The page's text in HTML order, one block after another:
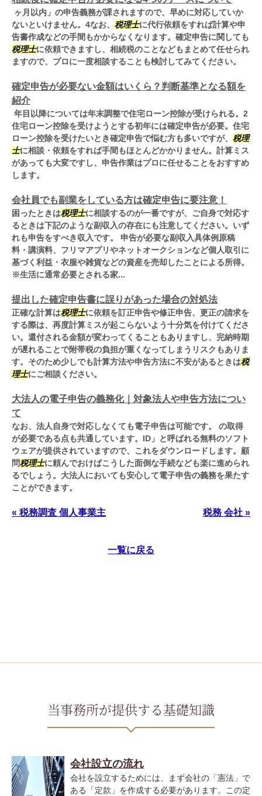
ヶ月以内」の申告義務が課されますので、早めに対応していか
ないといけません。4なお、 税理士に代行依頼をすれば計算や申
告書作成などの手間もかからなくなります。確定申告に関しても
税理士に依頼できますし、相続税のことなどもまとめて任せられ
ますので、プロに一度相談することも検討してみてください。
確定申告が必要ない金額はいくら？判断基準となる額を
紹介
年目以降については年末調整で住宅ローン控除が受けられる。2
住宅ローン控除を受けようとする初年には確定申告が必要。住宅
ローン控除を受けたいとき確定申告で悩む方も多いですが、 税理
士に相談・依頼をすれば手間もほとんどかかりません。計算ミス
があっても大変ですし、申告作業はプロに任せることをおすすめ
します。
会社員でも副業をしている方は確定申告に要注意！
困ったときは税理士に相談するのが一番ですが、ご自身で対応す
るときは下記のような副収入の存在にも注意してください。いず
れも申告をすべき収入です。 申告が必要な副収入具体例原稿
料・講演料、フリマアプリやネットオークションなど個人取引に
基づく利益・衣服や雑貨などの資産を売却したことによる所得。
※生活に通常必要とされる家...
提出した確定申告書に誤りがあった場合の対処法
正確な計算は税理士に依頼を訂正申告や修正申告、更正の請求を
する際は、再度計算ミスが起こらないよう十分気を付けてくださ
い。還付される金額が変わってくることもありますし、完納時期
が遅れることで附帯税の負担が重くなってしまうリスクもありま
す。そのため少しでも計算方法や申告方法に不安があるときは税
理士にご相談ください。
大法人の電子申告の義務化｜対象法人や申告方法につい
て
なお、法人自身で対応しなくても電子申告は可能です。 の取得
が必要である点も共通しています。ID」と呼ばれる無料のソフト
ウェアが提供されていますので、これをダウンロードします。顧
問税理士に頼んでおけばこうした面倒な手続なども楽に進められ
るでしょう。大法人においても安心して電子申告の義務を果たす
ことができます。
« 税務調査 個人事業主 税務 会社 »
一覧に戻る
当事務所が提供する基礎知識
会社設立の流れ
会社を設立するためには、まず会社の「憲法」で
ある「定款」を作成する必要があります。この定